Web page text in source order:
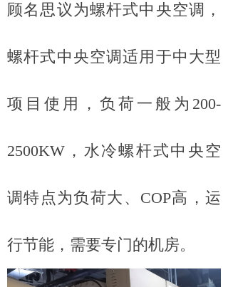
顾名思议为螺杆式中央空调，
螺杆式中央空调适用于中大型
项目使用，负荷一般为200-
2500KW，水冷螺杆式中央空
调特点为负荷大、COP高，运
行节能，需要专门的机房。